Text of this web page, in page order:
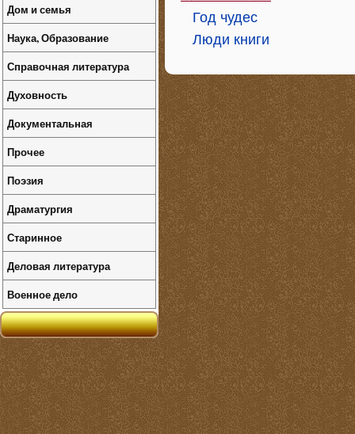
Год чудес
Люди книги
Дом и семья
Наука, Образование
Справочная литература
Духовность
Документальная
Прочее
Поэзия
Драматургия
Старинное
Деловая литература
Военное дело